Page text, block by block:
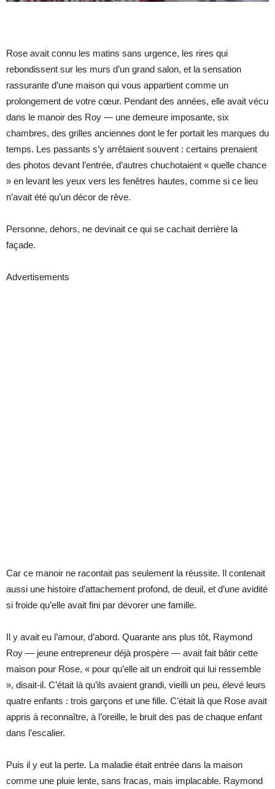
Rose avait connu les matins sans urgence, les rires qui
rebondissent sur les murs d’un grand salon, et la sensation
rassurante d’une maison qui vous appartient comme un
prolongement de votre cœur. Pendant des années, elle avait vécu
dans le manoir des Roy — une demeure imposante, six
chambres, des grilles anciennes dont le fer portait les marques du
temps. Les passants s’y arrêtaient souvent : certains prenaient
des photos devant l’entrée, d’autres chuchotaient « quelle chance
» en levant les yeux vers les fenêtres hautes, comme si ce lieu
n’avait été qu’un décor de rêve.
Personne, dehors, ne devinait ce qui se cachait derrière la
façade.
Advertisements
Car ce manoir ne racontait pas seulement la réussite. Il contenait
aussi une histoire d’attachement profond, de deuil, et d’une avidité
si froide qu’elle avait fini par dévorer une famille.
Il y avait eu l’amour, d’abord. Quarante ans plus tôt, Raymond
Roy — jeune entrepreneur déjà prospère — avait fait bâtir cette
maison pour Rose, « pour qu’elle ait un endroit qui lui ressemble
», disait-il. C’était là qu’ils avaient grandi, vieilli un peu, élevé leurs
quatre enfants : trois garçons et une fille. C’était là que Rose avait
appris à reconnaître, à l’oreille, le bruit des pas de chaque enfant
dans l’escalier.
Puis il y eut la perte. La maladie était entrée dans la maison
comme une pluie lente, sans fracas, mais implacable. Raymond